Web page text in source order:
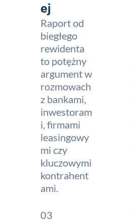
ej
Raport od
biegłego
rewidenta
to potężny
argument w
rozmowach
z bankami,
inwestoram
i, firmami
leasingowy
mi czy
kluczowymi
kontrahent
ami.
03